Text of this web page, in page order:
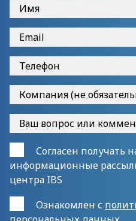
Согласен получать
информационные
центра IBS
Ознакомлен с